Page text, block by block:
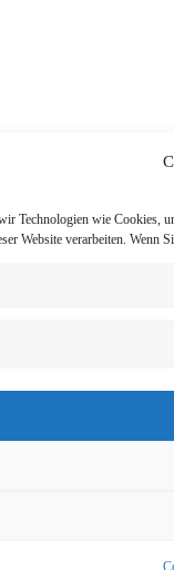
Technologien wie Cookies,
Website verarbeiten.